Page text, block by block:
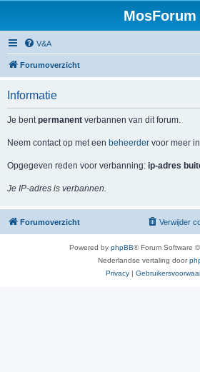
MosForum
V&A
Forumoverzicht
Informatie
Je bentpermanent verbannen van dit forum.
Neem contact op met een beheerder voor meer
Opgegeven reden voor verbanning: ip-adres
Je IP-adres is verbannen.
Forumoverzicht Verwijder
Powered by phpBB® Forum Software
Nederlandse vertaling door
Privacy |